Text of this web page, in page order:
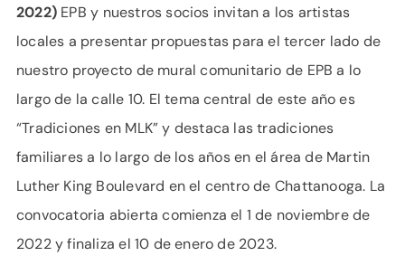
2022) EPB y nuestros socios invitan a los artistas
locales a presentar propuestas para el tercer lado de
nuestro proyecto de mural comunitario de EPB a lo
largo de la calle 10. El tema central de este año es
“Tradiciones en MLK” y destaca las tradiciones
familiares a lo largo de los años en el área de Martin
Luther King Boulevard en el centro de Chattanooga. La
convocatoria abierta comienza el 1 de noviembre de
2022 y finaliza el 10 de enero de 2023.